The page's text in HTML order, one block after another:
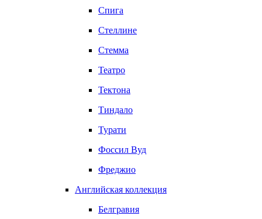
Спига
Стеллине
Стемма
Театро
Тектона
Тиндало
Турати
Фоссил Вуд
Фреджио
Английская коллекция
Белгравия